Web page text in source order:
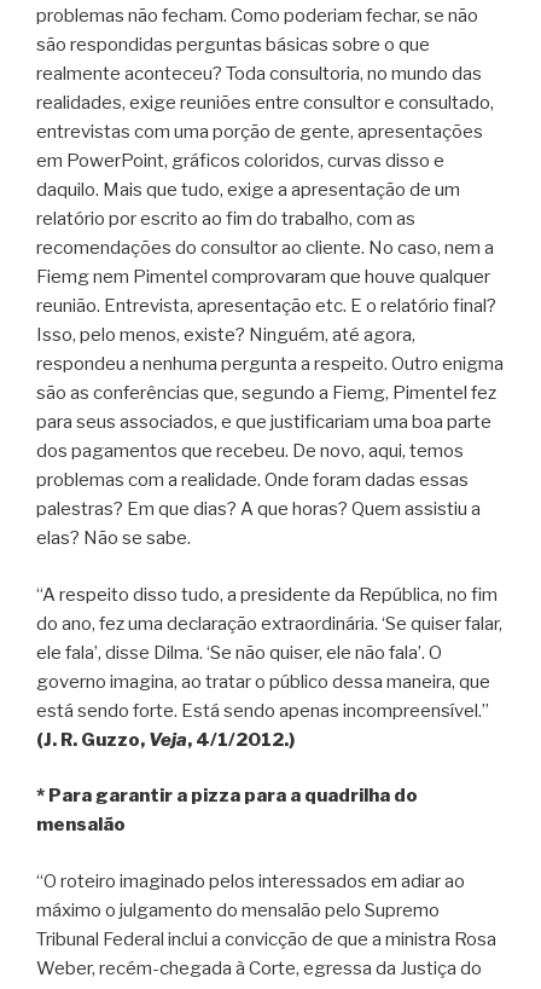
problemas não fecham. Como poderiam fechar, se não
são respondidas perguntas básicas sobre o que
realmente aconteceu? Toda consultoria, no mundo das
realidades, exige reuniões entre consultor e consultado,
entrevistas com uma porção de gente, apresentações
em PowerPoint, gráficos coloridos, curvas disso e
daquilo. Mais que tudo, exige a apresentação de um
relatório por escrito ao fim do trabalho, com as
recomendações do consultor ao cliente. No caso, nem a
Fiemg nem Pimentel comprovaram que houve qualquer
reunião. Entrevista, apresentação etc. E o relatório final?
Isso, pelo menos, existe? Ninguém, até agora,
respondeu a nenhuma pergunta a respeito. Outro enigma
são as conferências que, segundo a Fiemg, Pimentel fez
para seus associados, e que justificariam uma boa parte
dos pagamentos que recebeu. De novo, aqui, temos
problemas com a realidade. Onde foram dadas essas
palestras? Em que dias? A que horas? Quem assistiu a
elas? Não se sabe.
“A respeito disso tudo, a presidente da República, no fim
do ano, fez uma declaração extraordinária. ‘Se quiser falar,
ele fala’, disse Dilma. ‘Se não quiser, ele não fala’. O
governo imagina, ao tratar o público dessa maneira, que
está sendo forte. Está sendo apenas incompreensível.”
(J. R. Guzzo, Veja, 4/1/2012.)
* Para garantir a pizza para a quadrilha do
mensalão
“O roteiro imaginado pelos interessados em adiar ao
máximo o julgamento do mensalão pelo Supremo
Tribunal Federal inclui a convicção de que a ministra Rosa
Weber, recém-chegada à Corte, egressa da Justiça do